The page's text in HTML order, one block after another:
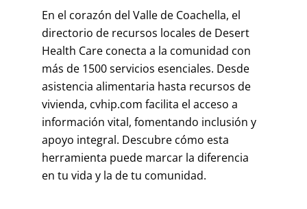
En el corazón del Valle de Coachella, el
directorio de recursos locales de Desert
Health Care conecta a la comunidad con
más de 1500 servicios esenciales. Desde
asistencia alimentaria hasta recursos de
vivienda, cvhip.com facilita el acceso a
información vital, fomentando inclusión y
apoyo integral. Descubre cómo esta
herramienta puede marcar la diferencia
en tu vida y la de tu comunidad.